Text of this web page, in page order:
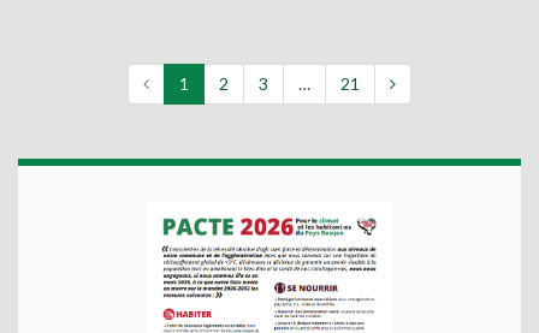
1 2 3 … 21